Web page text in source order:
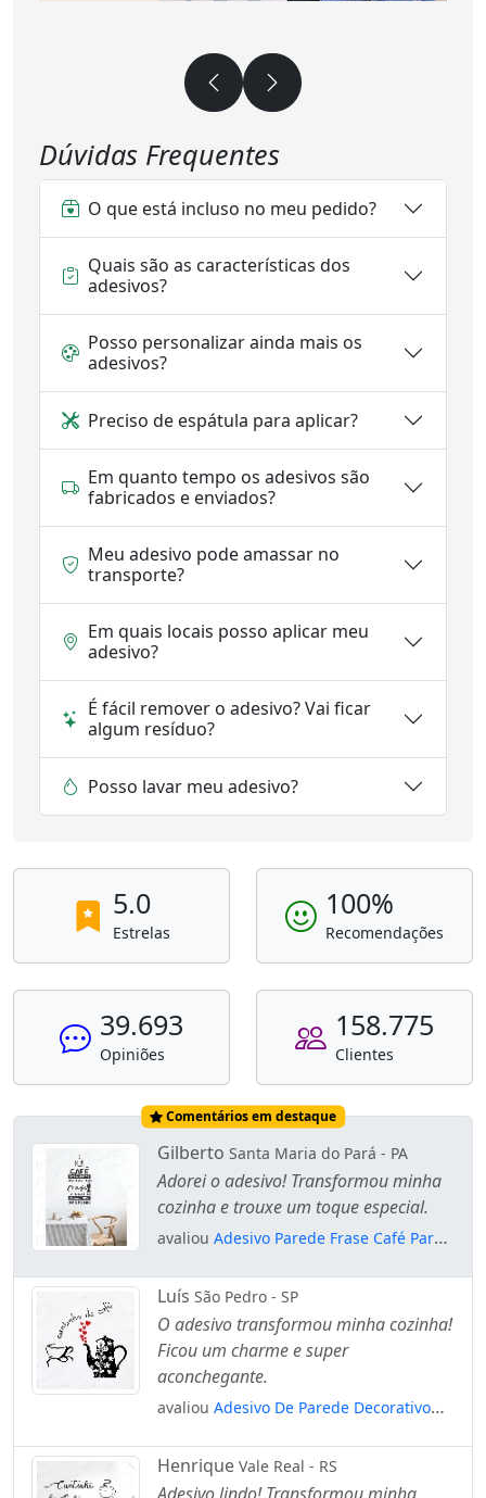
Dúvidas Frequentes
O que está incluso no meu pedido?
Quais são as características dos
adesivos?
Posso personalizar ainda mais os
adesivos?
Preciso de espátula para aplicar?
Em quanto tempo os adesivos são
fabricados e enviados?
Meu adesivo pode amassar no
transporte?
Em quais locais posso aplicar meu
adesivo?
É fácil remover o adesivo? Vai ficar
algum resíduo?
Posso lavar meu adesivo?
5.0
Estrelas
100%
Recomendações
39.693
Opiniões
158.775
Clientes
Comentários em destaque
Gilberto Santa Maria do Pará - PA
Adorei o adesivo! Transformou minha
cozinha e trouxe um toque especial.
avaliou Adesivo Parede Frase Café Para
Luís São Pedro - SP
O adesivo transformou minha cozinha!
Ficou um charme e super
aconchegante.
avaliou Adesivo De Parede Decorativo
Henrique Vale Real - RS